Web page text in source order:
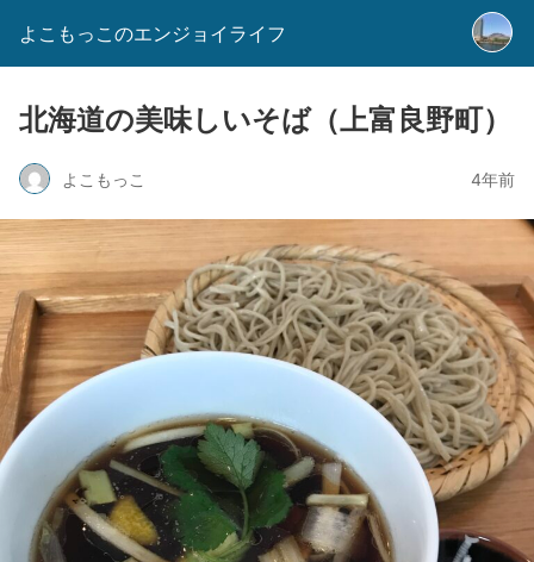
よこもっこのエンジョイライフ
北海道の美味しいそば（上富良野町）
よこもっこ 4年前